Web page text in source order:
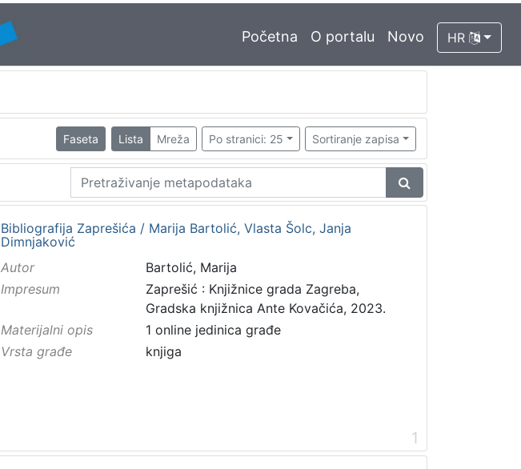
Početna O portalu Novo HR
Faseta Lista Mreža Po stranici: 25 Sortiranje zapisa
Bibliografija Zaprešića / Marija Bartolić, Vlasta Šolc, Janja
Dimnjaković
Autor
Bartolić, Marija
Impresum
Zaprešić : Knjižnice grada Zagreba,
Gradska knjižnica Ante Kovačića, 2023.
Materijalni opis
1 online jedinica građe
Vrsta građe
knjiga
1